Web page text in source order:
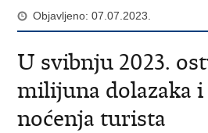
Objavljeno: 07.07.2023.
U svibnju 2023.
milijuna dolazaka
noćenja turista